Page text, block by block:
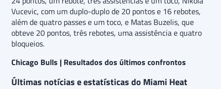
Vucevic, com um duplo-duplo de 20 pontos e 16 rebotes,
além de quatro passes e um toco, e Matas Buzelis, que
obteve 20 pontos, três rebotes, uma assistência e quatro
bloqueios.
Chicago Bulls | Resultados dos últimos confrontos
Últimas notícias e estatísticas do Miami Heat